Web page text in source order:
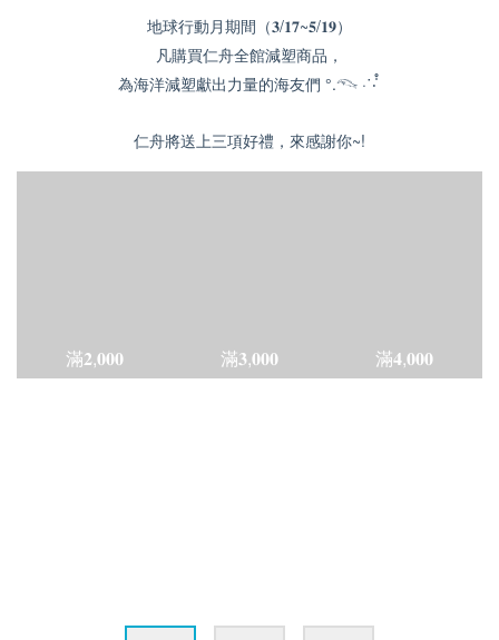
地球行動月期間（𝟑/𝟏𝟕~𝟓/𝟏𝟗）
凡購買仁舟全館減塑商品，
為海洋減塑獻出力量的海友們 °.𓆞 ·˙‧̍̊
仁舟將送上三項好禮，來感謝你~!
滿𝟐,𝟎𝟎𝟎 滿𝟑,𝟎𝟎𝟎 滿𝟒,𝟎𝟎𝟎